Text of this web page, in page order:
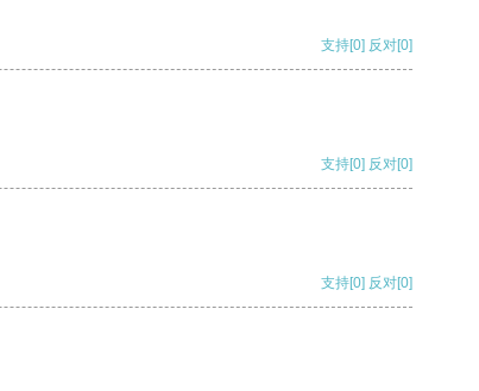
支持[0] 反对[0]
支持[0] 反对[0]
支持[0] 反对[0]